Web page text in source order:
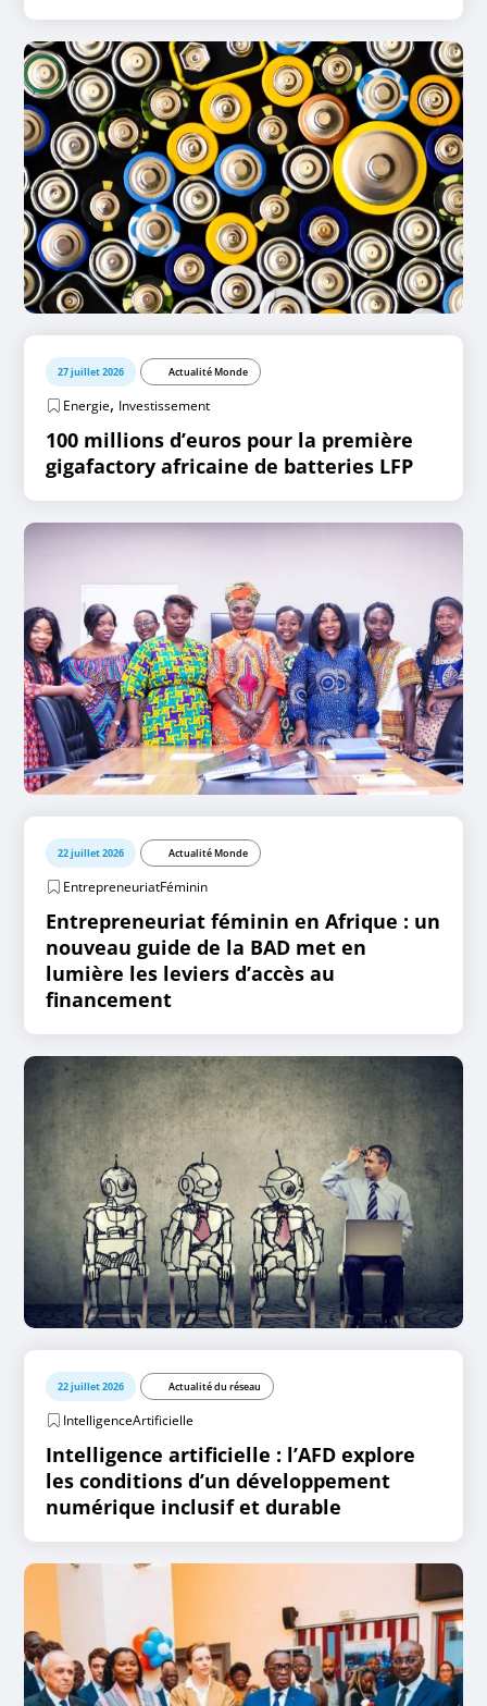
27 juillet 2026 Actualité Monde
Energie, Investissement
100 millions d’euros pour la première
gigafactory africaine de batteries LFP
22 juillet 2026 Actualité Monde
EntrepreneuriatFéminin
Entrepreneuriat féminin en Afrique : un
nouveau guide de la BAD met en
lumière les leviers d’accès au
financement
22 juillet 2026 Actualité du réseau
IntelligenceArtificielle
Intelligence artificielle : l’AFD explore
les conditions d’un développement
numérique inclusif et durable